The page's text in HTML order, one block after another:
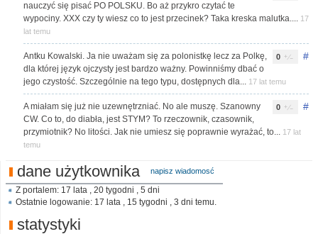
nauczyć się pisać PO POLSKU. Bo aż przykro czytać te
wypociny. XXX czy ty wiesz co to jest przecinek? Taka kreska malutka.... 17
lat temu
#
0
Antku Kowalski. Ja nie uważam się za polonistkę lecz za Polkę,
dla której język ojczysty jest bardzo ważny. Powinniśmy dbać o
jego czystość. Szczególnie na tego typu, dostępnych dla... 17 lat temu
#
0
A miałam się już nie uzewnętrzniać. No ale muszę. Szanowny
CW. Co to, do diabła, jest STYM? To rzeczownik, czasownik,
przymiotnik? No litości. Jak nie umiesz się poprawnie wyrażać, to... 17 lat
temu
dane użytkownika napisz wiadomosć
Z portalem: 17 lata , 20 tygodni , 5 dni
Ostatnie logowanie: 17 lata , 15 tygodni , 3 dni temu.
statystyki